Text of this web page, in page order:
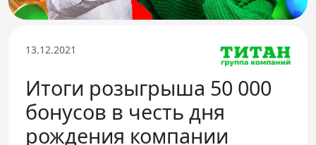
13.12.2021
Итоги розыгрыша 50 000
бонусов в честь дня
рождения компании